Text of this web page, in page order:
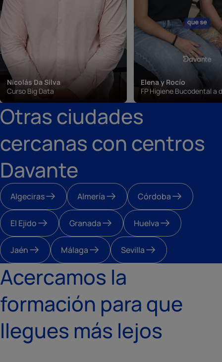
Nicolás Da Silva
Curso Big Data
Elena y Rocío
FP Higiene Bucodental a
Otras ciudades
cercanas con centros
Davante
Algeciras Almería Córdoba
El Ejido Granada Huelva
Jaén Málaga Sevilla
Acercamos la
formación para que
llegues más lejos